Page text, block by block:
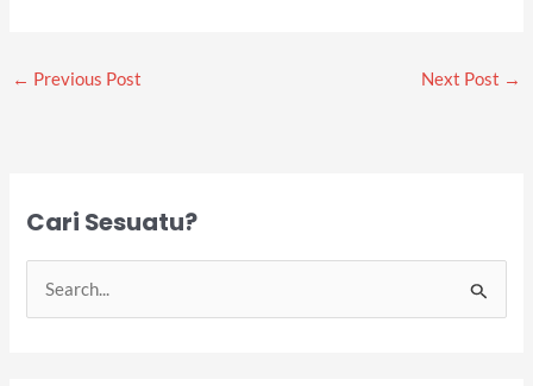
← Previous Post Next Post →
Cari Sesuatu?